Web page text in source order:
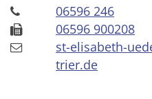
06596 246
06596 900208
st-elisabeth-
trier.de